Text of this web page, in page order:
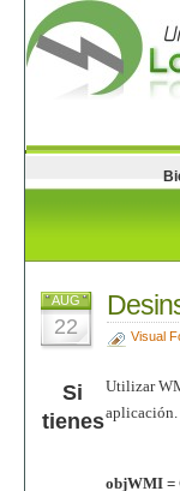
AUG
22 Visual
Utilizar
aplicación.
objWMI =
Si
tienes